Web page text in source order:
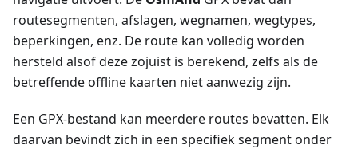
routesegmenten, afslagen, wegnamen, wegtypes,
beperkingen, enz. De route kan volledig worden
hersteld alsof deze zojuist is berekend, zelfs als de
betreffende offline kaarten niet aanwezig zijn.
Een GPX-bestand kan meerdere routes bevatten. Elk
daarvan bevindt zich in een specifiek segment onder